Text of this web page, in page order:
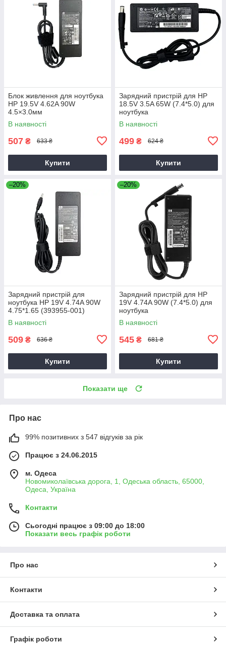
Блок живлення для ноутбука
HP 19.5V 4.62A 90W
4.5×3.0мм
В наявності
507 ₴ 633 ₴
Купити
Зарядний пристрій для HP
18.5V 3.5A 65W (7.4*5.0) для
ноутбука
В наявності
499 ₴ 624 ₴
Купити
–20%
Зарядний пристрій для
ноутбука HP 19V 4.74A 90W
4.75*1.65 (393955-001)
В наявності
509 ₴ 636 ₴
Купити
–20%
Зарядний пристрій для HP
19V 4.74A 90W (7.4*5.0) для
ноутбука
В наявності
545 ₴ 681 ₴
Купити
Показати ще
Про нас
99% позитивних з 547 відгуків за рік
Працює з 24.06.2015
м. Одеса
Новомиколаївська дорога, 1, Одеська область, 65000,
Одеса, Україна
Контакти
Сьогодні працює з 09:00 до 18:00
Показати весь графік роботи
Про нас
Контакти
Доставка та оплата
Графік роботи